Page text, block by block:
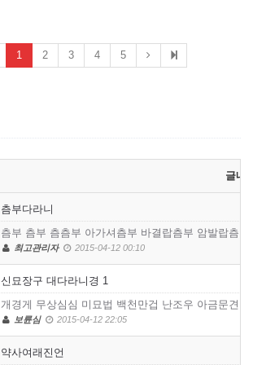
1 2 3 4 5
글내
츰부다라니
츰부 츰부 츰츰부 아가셔츰부 바결랍츰부 암발랍츰
최고관리자 2015-04-12 00:10
신묘장구 대다라니경 1
개경게 무상심심 미묘법 백천만겁 난조우 아금문견
보륜심 2015-04-12 22:05
약사여래진언